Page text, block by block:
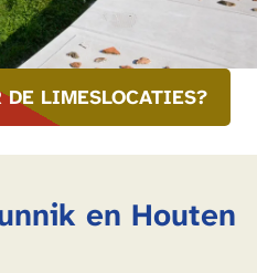
DE LIMESLOCATIES?
en Houten